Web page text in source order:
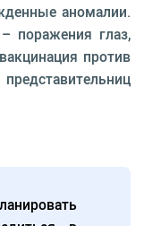
аномалии.
поражения глаз,
против